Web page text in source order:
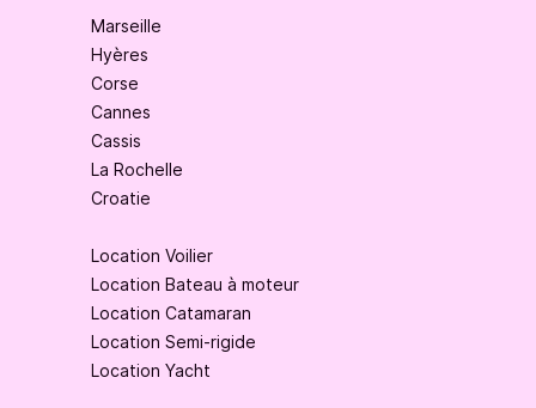
Marseille
Hyères
Corse
Cannes
Cassis
La Rochelle
Croatie
Location Voilier
Location Bateau à moteur
Location Catamaran
Location Semi-rigide
Location Yacht